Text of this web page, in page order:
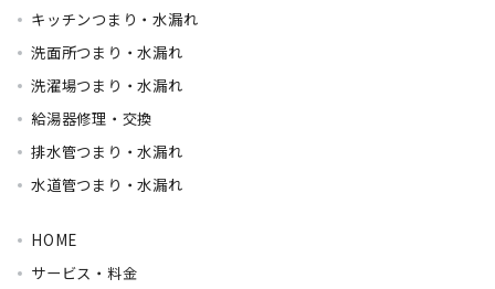
キッチンつまり・水漏れ
洗面所つまり・水漏れ
洗濯場つまり・水漏れ
給湯器修理・交換
排水管つまり・水漏れ
水道管つまり・水漏れ
HOME
サービス・料金